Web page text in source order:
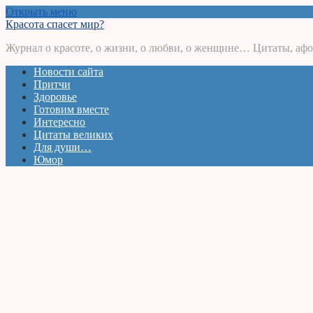
Открыть меню
Красота спасет мир?
Журнал о красоте, о жизни, о любви, о женщине… Цитаты,
Новости сайта
Притчи
Здоровье
Готовим вместе
Интересно
Цитаты великих
Для души…
Юмор